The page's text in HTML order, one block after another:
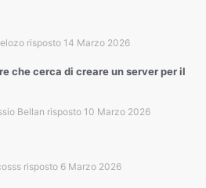
14 Marzo 2026
che cerca di creare un server per il
10 Marzo 2026
Bellan
6 Marzo 2026